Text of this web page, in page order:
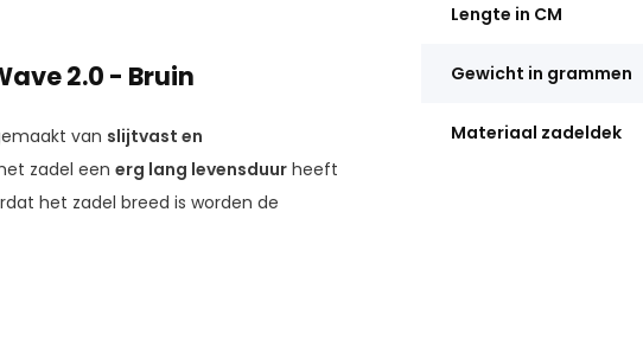
2.0 - Bruin
van slijtvast en
zadel een erg lang levensduurheeft
het zadel breed is worden de
Lengte in CM
Gewicht in grammen
Materiaal zadeldek